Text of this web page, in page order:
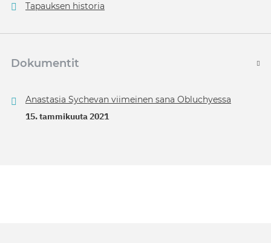
Tapauksen historia
Dokumentit
Anastasia Sychevan viimeinen sana Obluchyessa
15. tammikuuta 2021